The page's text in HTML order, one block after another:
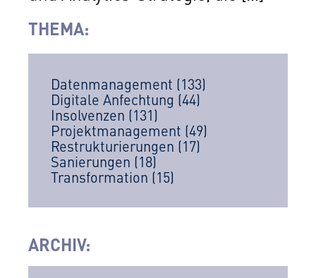
THEMA:
Datenmanagement (133)
Digitale Anfechtung (44)
Insolvenzen (131)
Projektmanagement (49)
Restrukturierungen (17)
Sanierungen (18)
Transformation (15)
ARCHIV: